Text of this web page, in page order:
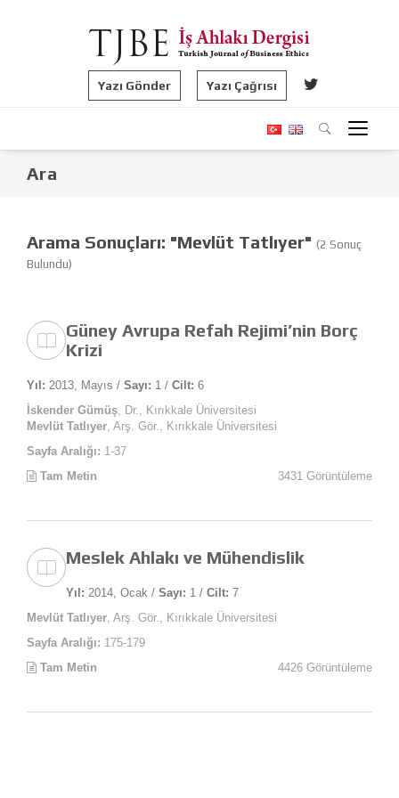
Yazı Gönder Yazı Çağrısı
Ara
Arama Sonuçları: "Mevlüt Tatlıyer" (2 Sonuç
Bulundu)
Güney Avrupa Refah Rejimi’nin Borç
Krizi
Yıl: 2013, Mayıs / Sayı: 1 / Cilt: 6
İskender Gümüş , Dr., Kırıkkale Üniversitesi
Mevlüt Tatlıyer , Arş. Gör., Kırıkkale Üniversitesi
Sayfa Aralığı: 1-37
Tam Metin
3431 Görüntüleme
Meslek Ahlakı ve Mühendislik
Yıl: 2014, Ocak / Sayı: 1 / Cilt: 7
Mevlüt Tatlıyer , Arş. Gör., Kırıkkale Üniversitesi
Sayfa Aralığı: 175-179
Tam Metin
4426 Görüntüleme